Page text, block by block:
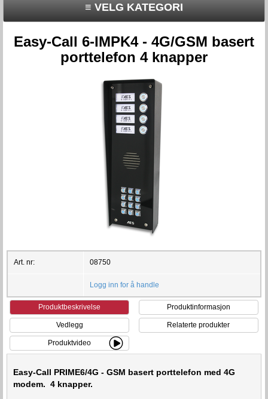
≡ VELG KATEGORI
Easy-Call 6-IMPK4 - 4G/GSM basert
porttelefon 4 knapper
Art. nr: 08750
Logg inn for å handle
Produktbeskrivelse Produktinformasjon
Vedlegg Relaterte produkter
Produktvideo
Easy-Call PRIME6/4G - GSM basert porttelefon med 4G
modem. 4 knapper.